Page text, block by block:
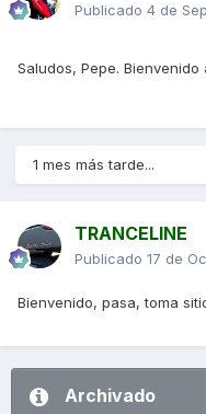
Publicado 4 de
Saludos, Pepe. Bienvenido
1 mes más tarde...
TRANCELINE
Publicado 17 de
Bienvenido, pasa, toma
Archivado